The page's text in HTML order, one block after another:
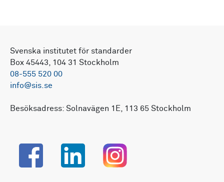
Svenska institutet för standarder
Box 45443, 104 31 Stockholm
08-555 520 00
info@sis.se
Besöksadress: Solnavägen 1E, 113 65 Stockholm
Facebook LinkedIn Instagram